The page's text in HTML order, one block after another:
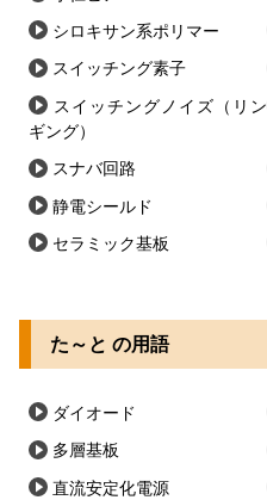
シロキサン系ポリマー
スイッチング素子
スイッチングノイズ（リン
ギング）
スナバ回路
静電シールド
セラミック基板
た～と の用語
ダイオード
多層基板
直流安定化電源